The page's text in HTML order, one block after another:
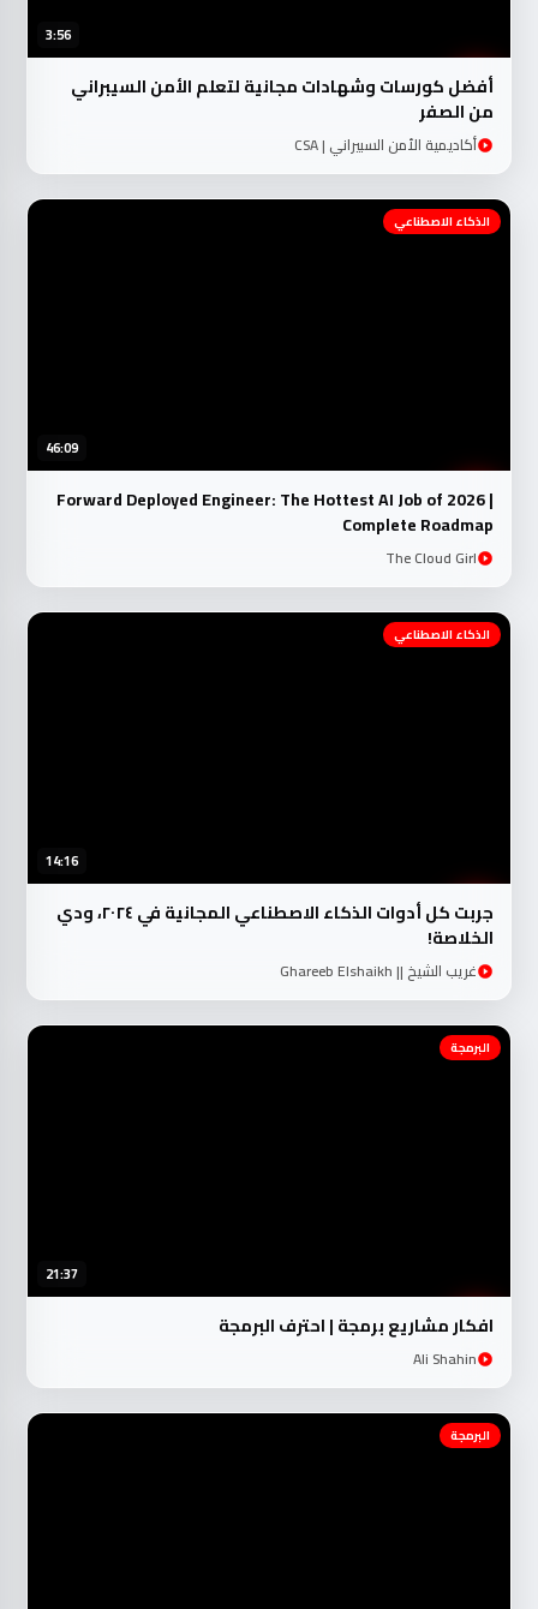
3:56
أفضل كورسات وشهادات مجانية لتعلم الأمن السيبراني
من الصفر
أكاديمية الأمن السبيراني | CSA
46:09
الذكاء الاصطناعي
Forward Deployed Engineer: The Hottest AI Job of 2026 |
Complete Roadmap
The Cloud Girl
14:16
الذكاء الاصطناعي
جربت كل أدوات الذكاء الاصطناعي المجانية في ٢٠٢٤، ودي
الخلاصة!
غريب الشيخ || Ghareeb Elshaikh
21:37
البرمجة
افكار مشاريع برمجة | احترف البرمجة
Ali Shahin
البرمجة